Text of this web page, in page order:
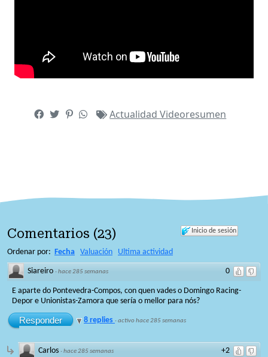
ActualidadVideoresumen
Inicio de sesión
Comentarios (23)
Ordenar por: Fecha Valuación Ultima actividad
0
Siareiro ·hace 285 semanas
E aparte do Pontevedra-Compos, con quen vades o Domingo Racing-
Depor e Unionistas-Zamora que sería o mellor para nós?
Responder 8 replies ·activo hace 285 semanas
+2
Carlos ·hace 285 semanas